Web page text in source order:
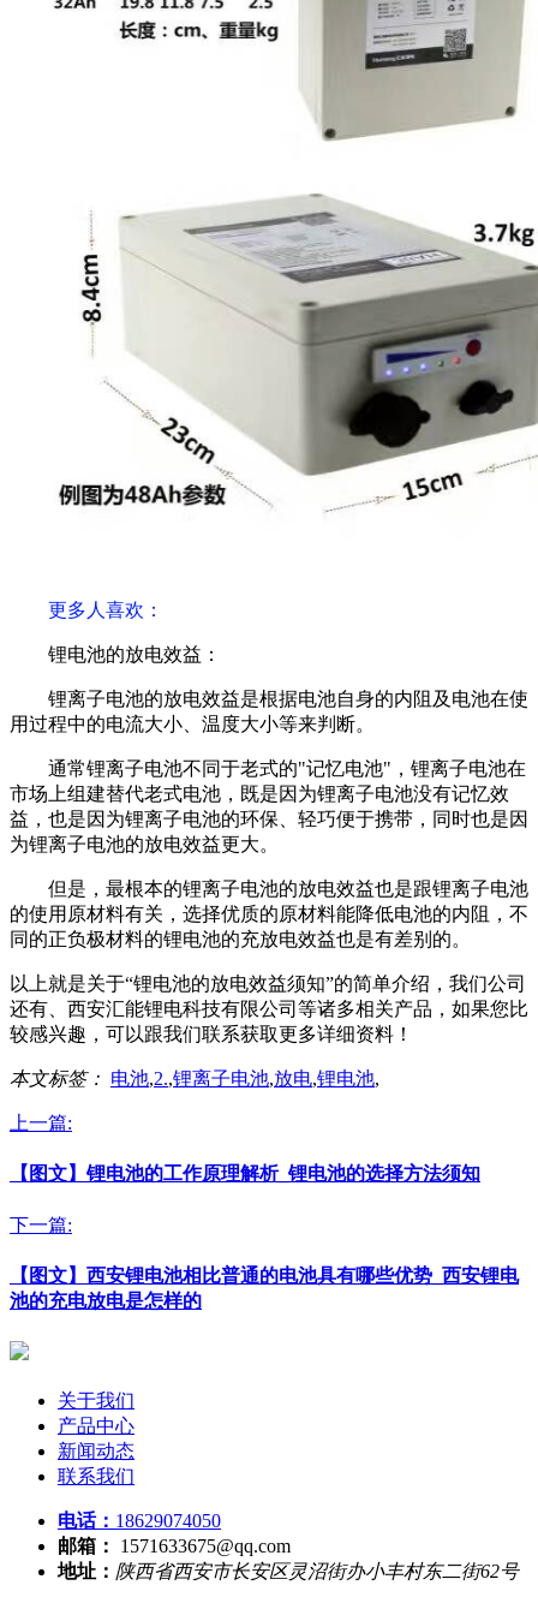
更多人喜欢：
锂电池的放电效益：
锂离子电池的放电效益是根据电池自身的内阻及电池在使
用过程中的电流大小、温度大小等来判断。
通常锂离子电池不同于老式的"记忆电池"，锂离子电池在
市场上组建替代老式电池，既是因为锂离子电池没有记忆效
益，也是因为锂离子电池的环保、轻巧便于携带，同时也是因
为锂离子电池的放电效益更大。
但是，最根本的锂离子电池的放电效益也是跟锂离子电池
的使用原材料有关，选择优质的原材料能降低电池的内阻，不
同的正负极材料的锂电池的充放电效益也是有差别的。
以上就是关于“锂电池的放电效益须知”的简单介绍，我们公司
还有、西安汇能锂电科技有限公司等诸多相关产品，如果您比
较感兴趣，可以跟我们联系获取更多详细资料！
本文标签： 电池,2.,锂离子电池,放电,锂电池,
上一篇:
【图文】锂电池的工作原理解析_锂电池的选择方法须知
下一篇:
【图文】西安锂电池相比普通的电池具有哪些优势_西安锂电
池的充电放电是怎样的
关于我们
产品中心
新闻动态
联系我们
电话： 18629074050
邮箱：
1571633675@qq.com
地址： 陕西省西安市长安区灵沼街办小丰村东二街62号